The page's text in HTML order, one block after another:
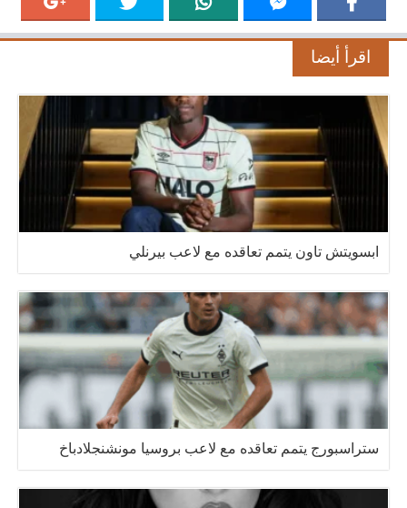
اقرأ أيضا
ابسويتش تاون يتمم تعاقده مع لاعب بيرنلي
ستراسبورج يتمم تعاقده مع لاعب بروسيا مونشنجلادباخ